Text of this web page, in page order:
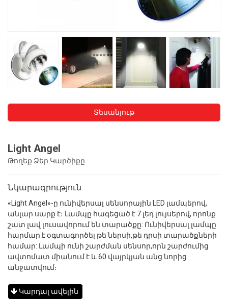
Տեսանյութ
Light Angel
Թողեք Ձեր Կարծիքը
Նկարագրություն
«Light Angel»-ը ունիվերսալ սենսորային LED լամպերով,
անլար սարք է։ Լամպը հագեցած է 7 լեդ լույսերով, որոնք
շատ լավ լուսավորում են տարածքը: Ունիվերսալ լամպը
հարմար է օգտագործել թե ներսի,թե դրսի տարածքների
համար: Լամպի ունի շարժման սենսոր,որն շարժումից
ավտոմատ միանում է և 60 վայրկյան անց նորից
անջատվում։
Կարդալ ավելին